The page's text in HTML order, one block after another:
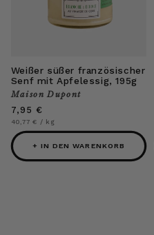
Weißer süßer französischer
Senf mit Apfelessig, 195g
Anbieter:
Maison Dupont
Normaler
Preis
7,95 €
Grundpreis
40,77 € / pro
kg
+ IN DEN WARENKORB